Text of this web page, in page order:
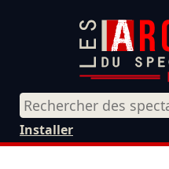
Installer